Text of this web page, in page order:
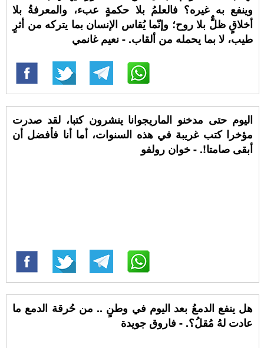
وينفع به غيره؟ فالعلمُ بلا حكمةٍ عبء، والمعرفةُ بلا
أخلاقٍ ظلٌّ بلا روح؛ وإنّما يُقاس الإنسان بما يتركه من أثرٍ
طيب، لا بما يحمله من ألقاب. - نعيم غانمي
اليوم حتى مدخنو الماريجوانا ينشرون كتبا، لقد صدرت
مؤخرا كتب غريبة في هذه السنوات، أما أنا فأفضل أن
أبقى صامتا!. - خوان رولفو
هل ينفع الدمعُ بعد اليوم في وطنٍ .. من حُرقة الدمع ما
عادت لهُ مُقلُ؟. - فاروق جويدة